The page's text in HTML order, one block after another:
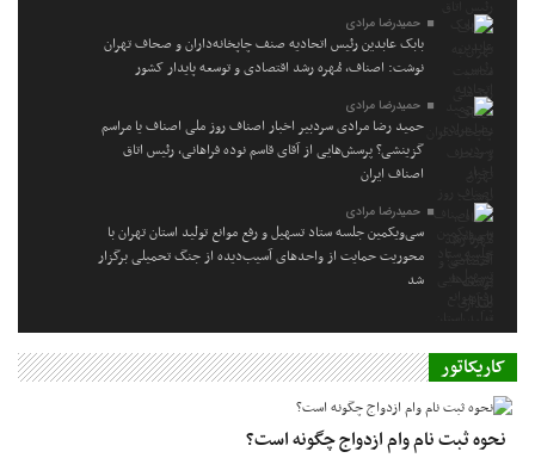
حمیدرضا مرادی
بابک عابدین رئیس اتحادیه صنف چاپخانه‌داران و صحاف تهران
نوشت: اصناف، مُهره رشد اقتصادی و توسعه پایدار کشور
حمیدرضا مرادی
حمید رضا مرادی سردبیر اخبار اصناف روز ملی اصناف یا مراسم
گزینشی؟ پرسش‌هایی از آقای قاسم نوده فراهانی، رئیس اتاق
اصناف ایران
حمیدرضا مرادی
سی‌ویکمین جلسه ستاد تسهیل و رفع موانع تولید استان تهران با
محوریت حمایت از واحدهای آسیب‌دیده از جنگ تحمیلی برگزار
شد
کاریکاتور
نحوه ثبت نام وام ازدواج چگونه است؟